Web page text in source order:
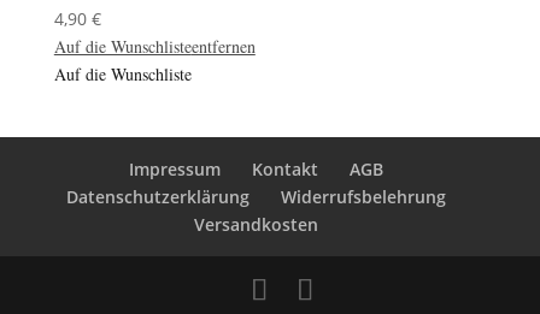
4,90 €
Auf die Wunschlisteentfernen
Auf die Wunschliste
Impressum Kontakt
AGB
Datenschutzerklärung
Widerrufsbelehrung
Versandkosten